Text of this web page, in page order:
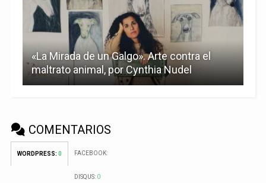
«La Mirada de un Galgo». Arte contra el
maltrato animal, por Cynthia Nudel
COMENTARIOS
WORDPRESS: 0 FACEBOOK:
DISQUS: 0